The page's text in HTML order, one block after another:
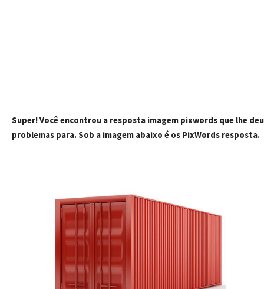
Super! Você encontrou a resposta imagem pixwords que lhe deu
problemas para. Sob a imagem abaixo é os PixWords resposta.